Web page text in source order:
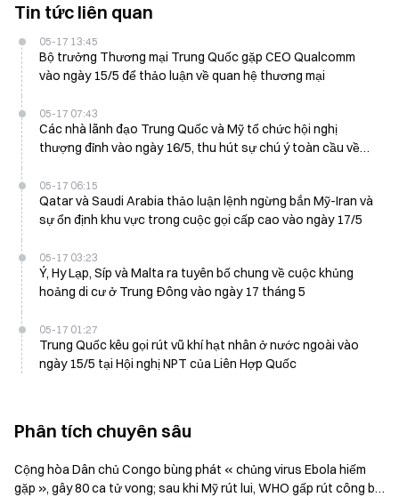
Tin tức liên quan
05-17 13:45
Bộ trưởng Thương mại Trung Quốc gặp CEO Qualcomm
vào ngày 15/5 để thảo luận về quan hệ thương mại
05-17 07:43
Các nhà lãnh đạo Trung Quốc và Mỹ tổ chức hội nghị
thượng đỉnh vào ngày 16/5, thu hút sự chú ý toàn cầu về
05-17 06:15
Qatar và Saudi Arabia thảo luận lệnh ngừng bắn Mỹ-Iran và
sự ổn định khu vực trong cuộc gọi cấp cao vào ngày 17/5
05-17 03:23
Ý, Hy Lạp, Síp và Malta ra tuyên bố chung về cuộc khủng
hoảng di cư ở Trung Đông vào ngày 17 tháng 5
05-17 01:27
Trung Quốc kêu gọi rút vũ khí hạt nhân ở nước ngoài vào
ngày 15/5 tại Hội nghị NPT của Liên Hợp Quốc
Phân tích chuyên sâu
Cộng hòa Dân chủ Congo bùng phát « chủng virus Ebola hiếm
gặp », gây 80 ca tử vong; sau khi Mỹ rút lui, WHO gấp rút công bố